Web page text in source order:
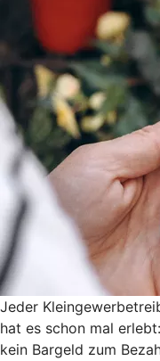
Jeder
hat es schon mal
kein Bargeld zum